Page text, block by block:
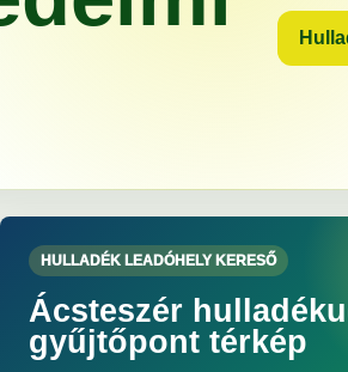
HULLADÉK LEADÓHELY KERESŐ
Ácsteszér
gyűjtőpont térkép